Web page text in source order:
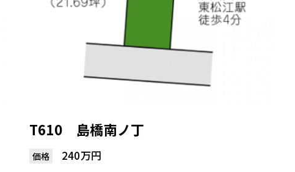
T610 島橋南ノ丁
価格 240万円